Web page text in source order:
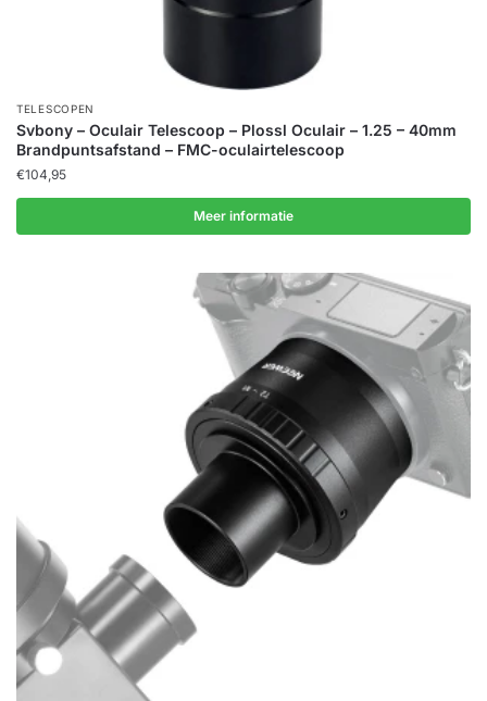
TELESCOPEN
Svbony – Oculair Telescoop – Plossl Oculair – 1.25 – 40mm
Brandpuntsafstand – FMC-oculairtelescoop
€104,95
Meer informatie